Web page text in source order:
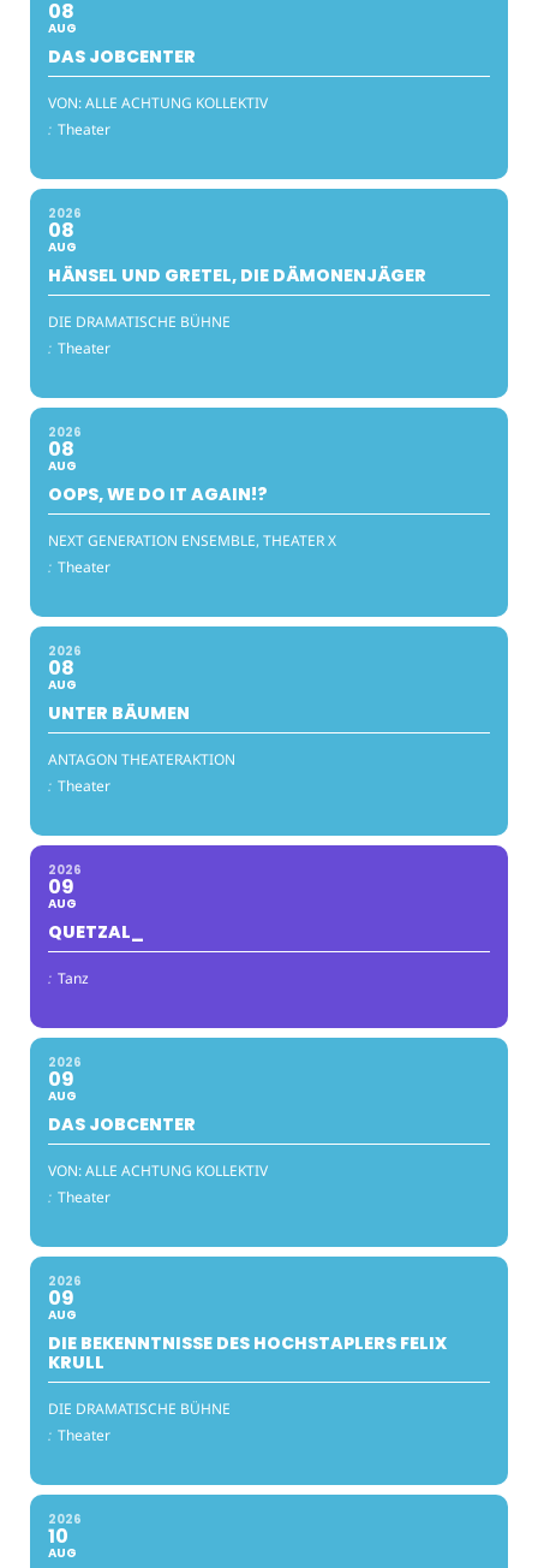
08
AUG
DAS JOBCENTER
VON: ALLE ACHTUNG KOLLEKTIV
: Theater
2026
08
AUG
HÄNSEL UND GRETEL, DIE DÄMONENJÄGER
DIE DRAMATISCHE BÜHNE
: Theater
2026
08
AUG
OOPS, WE DO IT AGAIN!?
NEXT GENERATION ENSEMBLE, THEATER X
: Theater
2026
08
AUG
UNTER BÄUMEN
ANTAGON THEATERAKTION
: Theater
2026
09
AUG
QUETZAL_
: Tanz
2026
09
AUG
DAS JOBCENTER
VON: ALLE ACHTUNG KOLLEKTIV
: Theater
2026
09
AUG
DIE BEKENNTNISSE DES HOCHSTAPLERS FELIX
KRULL
DIE DRAMATISCHE BÜHNE
: Theater
2026
10
AUG